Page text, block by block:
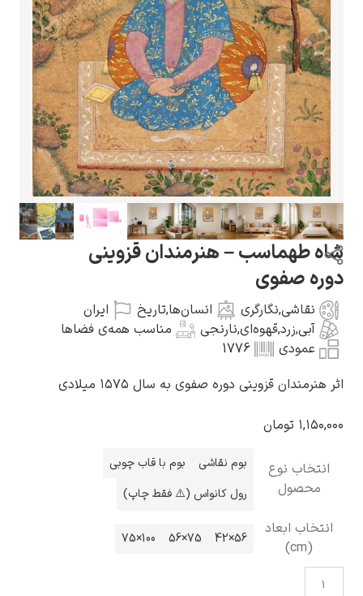
گوستاو کلیمت
ادوارد مونک
کامی پیسارو
ادوارد هاپر
شاه طهماسب – هنرمندان قزوینی
دوره صفوی
نقاشی,نگارگری انسان‌ها,تاریخ
ایران
آبی,زرد,قهوه‌ای,نارنجی
مناسب همه‌ی فضاها
عمودی
1776
اثر هنرمندان قزوینی دوره صفوی به سال ۱۵۷۵ میلادی
۱,۱۵۰,۰۰۰ تومان
انتخاب نوع
محصول
بوم نقاشی
بوم با قاب چوبی
رول کانواس (⚠️ فقط چاپ)
انتخاب ابعاد
(cm)
56×42
75×56
100×75